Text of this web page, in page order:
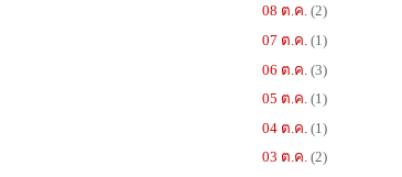
08 ต.ค. (2)
07 ต.ค. (1)
06 ต.ค. (3)
05 ต.ค. (1)
04 ต.ค. (1)
03 ต.ค. (2)